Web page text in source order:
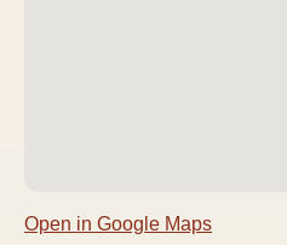
Open in Google Maps